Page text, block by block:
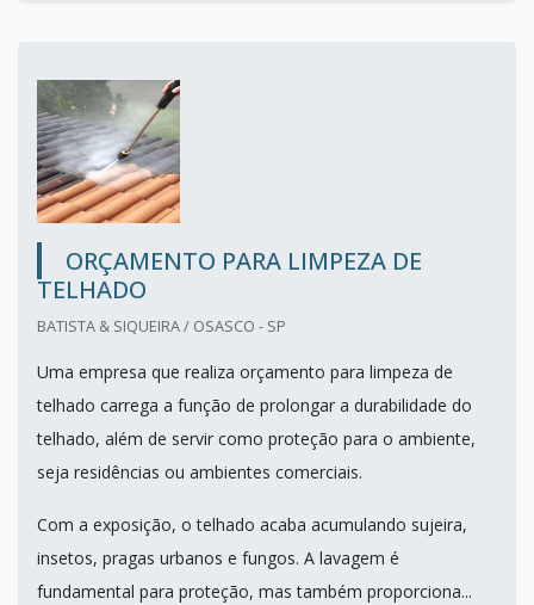
ORÇAMENTO PARA LIMPEZA DE
TELHADO
BATISTA & SIQUEIRA / OSASCO - SP
Uma empresa que realiza orçamento para limpeza de
telhado carrega a função de prolongar a durabilidade do
telhado, além de servir como proteção para o ambiente,
seja residências ou ambientes comerciais.
Com a exposição, o telhado acaba acumulando sujeira,
insetos, pragas urbanos e fungos. A lavagem é
fundamental para proteção, mas também proporciona...